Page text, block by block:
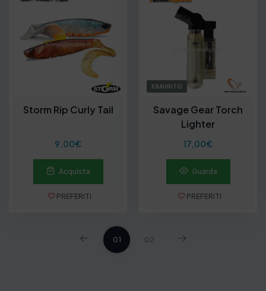
Storm Rip Curly Tail
9,00€
Acquista
PREFERITI
ESAURITO
Savage Gear Torch
Lighter
17,00€
Guarda
PREFERITI
01 02